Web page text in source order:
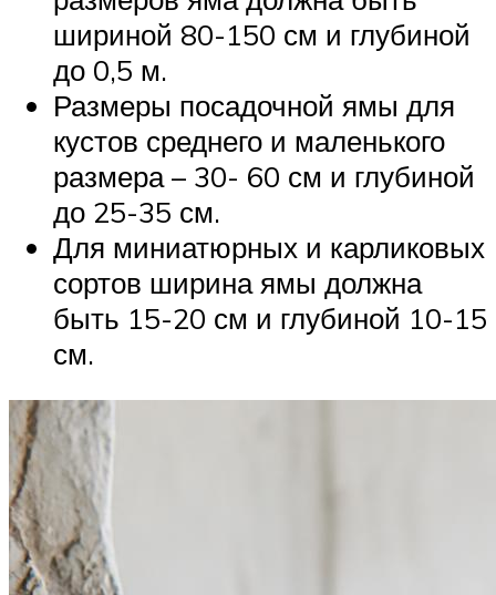
шириной 80-150 см и глубиной
до 0,5 м.
Размеры посадочной ямы для
кустов среднего и маленького
размера – 30- 60 см и глубиной
до 25-35 см.
Для миниатюрных и карликовых
сортов ширина ямы должна
быть 15-20 см и глубиной 10-15
см.